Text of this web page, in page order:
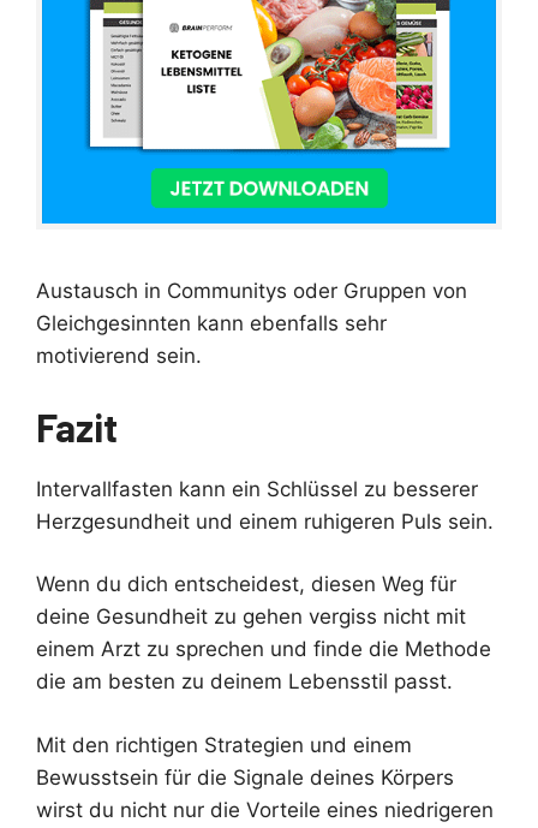
Austausch in Communitys oder Gruppen von
Gleichgesinnten kann ebenfalls sehr
motivierend sein.
Fazit
Intervallfasten kann ein Schlüssel zu besserer
Herzgesundheit und einem ruhigeren Puls sein.
Wenn du dich entscheidest, diesen Weg für
deine Gesundheit zu gehen vergiss nicht mit
einem Arzt zu sprechen und finde die Methode
die am besten zu deinem Lebensstil passt.
Mit den richtigen Strategien und einem
Bewusstsein für die Signale deines Körpers
wirst du nicht nur die Vorteile eines niedrigeren